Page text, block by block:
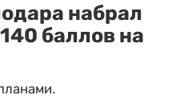
набрал
баллов на